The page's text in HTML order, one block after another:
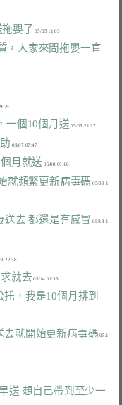
嬰了
，人家來問拖嬰一直
一個10個月送 05/05 21:27
05/07 07:47
月就送 05/08 09:16
就頻繁更新病毒碼 05/09 1
送去 都還是有感冒 05/13 1
05/13 22:38
就去 05/14 01:36
，我是10個月排到
去就開始更新病毒碼 05/1
送 想自己帶到至少一